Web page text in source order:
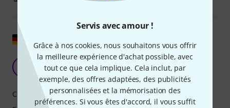
Servis avec amour !
Grâce à nos cookies, nous souhaitons vous offrir
la meilleure expérience d'achat possible, avec
tout ce que cela implique. Cela inclut, par
exemple, des offres adaptées, des publicités
personnalisées et la mémorisation des
préférences. Si vous êtes d'accord, il vous suffit
Un grand facteur de plaisir pour les débutants
Tubarnold 19.11.2020
Caractéristiques